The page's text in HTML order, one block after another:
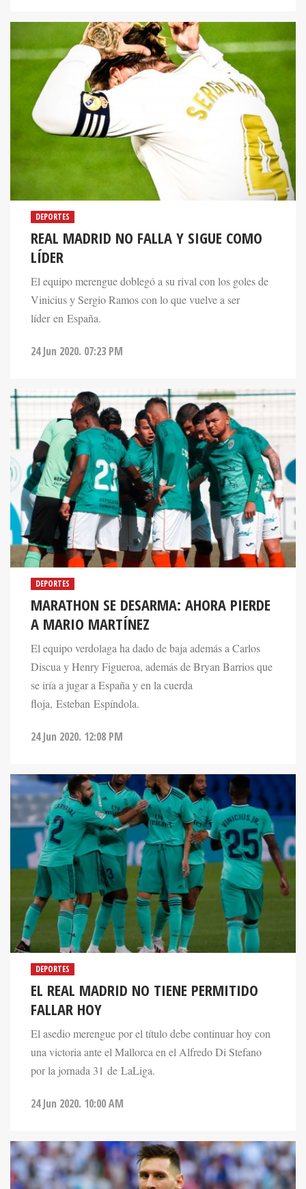
DEPORTES
REAL MADRID NO FALLA Y SIGUE COMO
LÍDER
El equipo merengue doblegó a su rival con los goles de
Vinicius y Sergio Ramos con lo que vuelve a ser
líder en España.
24 Jun 2020. 07:23 PM
DEPORTES
MARATHON SE DESARMA: AHORA PIERDE
A MARIO MARTÍNEZ
El equipo verdolaga ha dado de baja además a Carlos
Discua y Henry Figueroa, además de Bryan Barrios que
se iría a jugar a España y en la cuerda
floja, Esteban Espíndola.
24 Jun 2020. 12:08 PM
DEPORTES
EL REAL MADRID NO TIENE PERMITIDO
FALLAR HOY
El asedio merengue por el título debe continuar hoy con
una victoria ante el Mallorca en el Alfredo Di Stefano
por la jornada 31 de LaLiga.
24 Jun 2020. 10:00 AM